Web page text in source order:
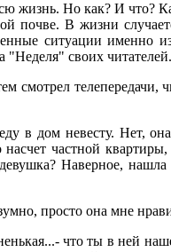
жизнь. Но как? И что?
почве. В жизни
ситуации именно
"Неделя" своих читателей.
смотрел телепередачи,
в дом невесту. Нет,
частной
Наверное, нашла
просто она мне
что ты в ней